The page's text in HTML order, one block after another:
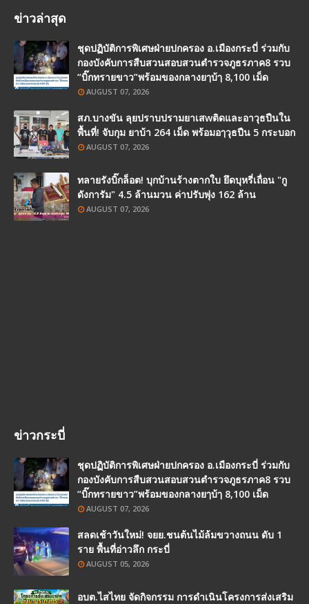
ข่าวล่าสุด
ชุดปฏิบัติการพิเศษฝ่ายปกครอง อ.เมืองกระบี่ ร่วมกับ
กองบังคับการสืบสวนสอบสวนตำรวจภูธรภาค8 รวบ
“บิ๊กทรายขาว”พร้อมของกลางยๅบ้ๅ 8,100 เม็ด
AUGUST 07, 2026
สภ.บางขัน ลุยปราบปรามยาเสwติดและอาวุธปืนใน
พื้นที่! จับกุม ยาบ้า 264 เม็ด พร้อมอๅวุธปืน 5 กระบอก
AUGUST 07, 2026
ทลายรังบิ๊กล็อต! บุกบ้านร้างตากใบ ยึดบุหรี่เถื่อน "กู
ดังการัม" 4.5 ล้านมวน ค่าปรับพุ่ง 162 ล้าน
AUGUST 07, 2026
ข่าวกระบี่
ชุดปฏิบัติการพิเศษฝ่ายปกครอง อ.เมืองกระบี่ ร่วมกับ
กองบังคับการสืบสวนสอบสวนตำรวจภูธรภาค8 รวบ
“บิ๊กทรายขาว”พร้อมของกลางยๅบ้ๅ 8,100 เม็ด
AUGUST 07, 2026
สลดเช้าวันใหม่! จยย.ชนต้นไม้ล้มขวางถนน ดับ 1
ราย พื้นที่อ่าวลึก กระบี่
AUGUST 05, 2026
อบต.ไสไทย จัดกิจกรรม การดำเนินโครงการส่งเสริม